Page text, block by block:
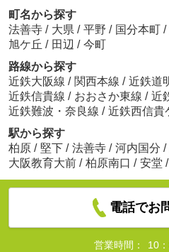
町名から探す
法善寺 / 大県 / 平野 / 国分本町 /
旭ケ丘 / 田辺 / 今町
路線から探す
近鉄大阪線 / 関西本線 / 近鉄道
近鉄信貴線 / おおさか東線 / 近
近鉄難波・奈良線 / 近鉄西信貴
駅から探す
柏原 / 堅下 / 法善寺 / 河内国分 /
大阪教育大前 / 柏原南口 / 安堂 /
電話でお
営業時間：
10